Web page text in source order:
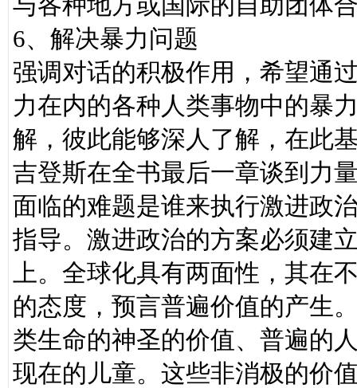
6、解决暴力问题
强调对话的积极作用，希望通
力在内的各种人类事物中的暴
解，彼此能够深人了解，在此
吉登斯在全书最后一章谈到力
面临的难题是谁来执行激进政
指导。激进政治的方案必须建
上。全球化具有两面性，其在
的态度，预言普遍价值的产生
类生命的神圣的价值、普遍的
现在的儿童。这些非消极的价